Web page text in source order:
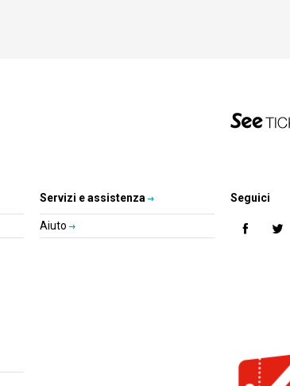
Servizi e assistenza
Aiuto
Seguici